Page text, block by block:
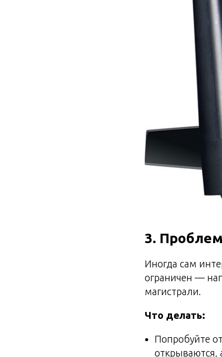
3.
Иногда сам
ограничен —
магистрали.
Что делать:
Попробуйте
открываются,